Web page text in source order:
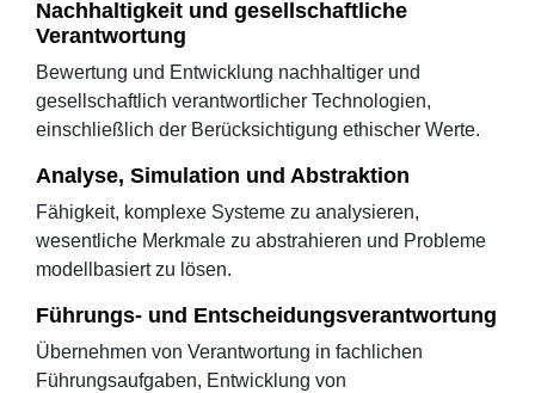
Nachhaltigkeit und gesellschaftliche
Verantwortung
Bewertung und Entwicklung nachhaltiger und
gesellschaftlich verantwortlicher Technologien,
einschließlich der Berücksichtigung ethischer Werte.
Analyse, Simulation und Abstraktion
Fähigkeit, komplexe Systeme zu analysieren,
wesentliche Merkmale zu abstrahieren und Probleme
modellbasiert zu lösen.
Führungs- und Entscheidungsverantwortung
Übernehmen von Verantwortung in fachlichen
Führungsaufgaben, Entwicklung von